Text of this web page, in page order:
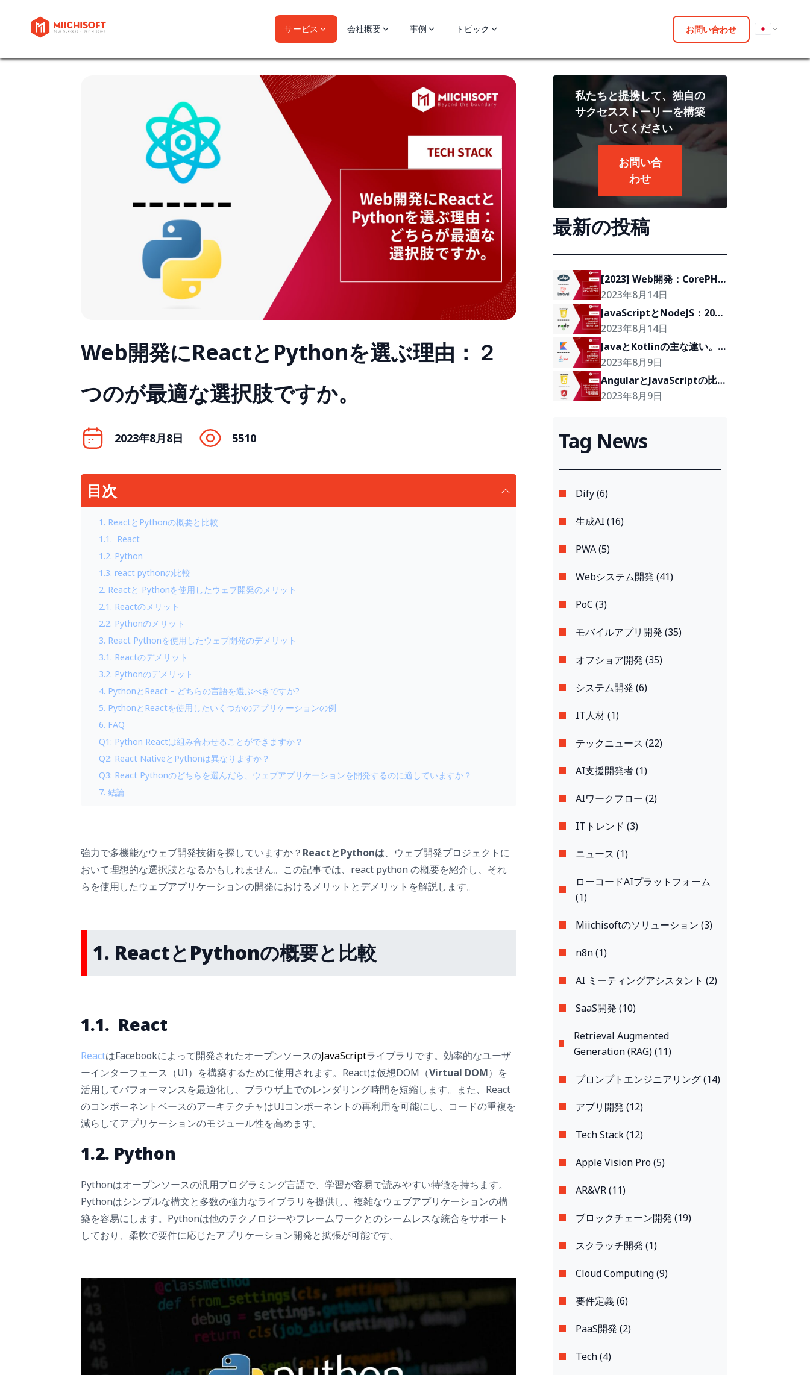
サービス 会社概要 事例 トピック お問い合わせ
Web開発にReactとPythonを選ぶ理由：２
つのが最適な選択肢ですか。
2023年8月8日 5510
目次
1. ReactとPythonの概要と比較
1.1. React
1.2. Python
1.3. react pythonの比較
2. Reactと Pythonを使用したウェブ開発のメリット
2.1. Reactのメリット
2.2. Pythonのメリット
3. React Pythonを使用したウェブ開発のデメリット
3.1. Reactのデメリット
3.2. Pythonのデメリット
4. PythonとReact – どちらの言語を選ぶべきですか?
5. PythonとReactを使用したいくつかのアプリケーションの例
6. FAQ
Q1: Python Reactは組み合わせることができますか？
Q2: React NativeとPythonは異なりますか？
Q3: React Pythonのどちらを選んだら、ウェブアプリケーションを開発するのに適していますか？
7. 結論
強力で多機能なウェブ開発技術を探していますか？ ReactとPythonは、ウェブ開発プロジェクトに
おいて理想的な選択肢となるかもしれません。この記事では、react python の概要を紹介し、それ
らを使用したウェブアプリケーションの開発におけるメリットとデメリットを解説します。
1. ReactとPythonの概要と比較
1.1. React
ReactはFacebookによって開発されたオープンソースのJavaScriptライブラリです。効率的なユーザ
ーインターフェース（UI）を構築するために使用されます。Reactは仮想DOM（Virtual DOM）を
活用してパフォーマンスを最適化し、ブラウザ上でのレンダリング時間を短縮します。また、React
のコンポーネントベースのアーキテクチャはUIコンポーネントの再利用を可能にし、コードの重複を
減らしてアプリケーションのモジュール性を高めます。
1.2. Python
Pythonはオープンソースの汎用プログラミング言語で、学習が容易で読みやすい特徴を持ちます。
Pythonはシンプルな構文と多数の強力なライブラリを提供し、複雑なウェブアプリケーションの構
築を容易にします。Pythonは他のテクノロジーやフレームワークとのシームレスな統合をサポート
しており、柔軟で要件に応じたアプリケーション開発と拡張が可能です。
私たちと提携して、独自の
サクセスストーリーを構築
してください
お問い合
わせ
最新の投稿
[2023] Web開発：CorePHP
とLaravelのテクノロジー対
決
2023年8月14日
JavaScriptとNodeJS：2023
年にどちらがおすすめ？
2023年8月14日
JavaとKotlinの主な違い。
Kotlinは未来のソリューショ
ンとなるでしょうか?
2023年8月9日
AngularとJavaScriptの比
較：知っておくべきプロジェ
2023年8月9日
Tag News
Dify (6)
生成AI (16)
PWA (5)
Webシステム開発 (41)
PoC (3)
モバイルアプリ開発 (35)
オフショア開発 (35)
システム開発 (6)
IT人材 (1)
テックニュース (22)
AI支援開発者 (1)
AIワークフロー (2)
ITトレンド (3)
ニュース (1)
ローコードAIプラットフォーム
(1)
Miichisoftのソリューション (3)
n8n (1)
AI ミーティングアシスタント (2)
SaaS開発 (10)
Retrieval Augmented
Generation (RAG) (11)
プロンプトエンジニアリング (14)
アプリ開発 (12)
Tech Stack (12)
Apple Vision Pro (5)
AR&VR (11)
ブロックチェーン開発 (19)
スクラッチ開発 (1)
Cloud Computing (9)
要件定義 (6)
PaaS開発 (2)
Tech (4)